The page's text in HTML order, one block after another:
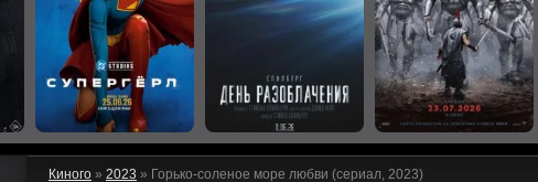
Киного » 2023 » Горько-соленое море любви (сериал, 2023)